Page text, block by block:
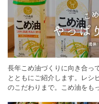
長年こめ油づくりに向き合っ
とともにご紹介します。レシ
のこだわりまで。こめ油をも